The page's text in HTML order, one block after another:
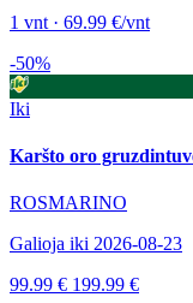
1 vnt · 69.99 €/vnt
-50%
Iki
Karšto oro
ROSMARINO
Galioja iki 2026-08-23
99.99 € 199.99 €